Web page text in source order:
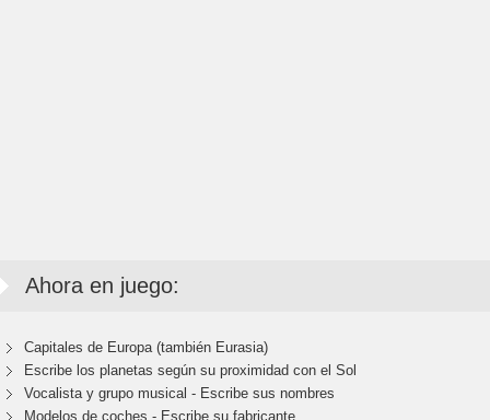
Ahora en juego:
Capitales de Europa (también Eurasia)
Escribe los planetas según su proximidad con el Sol
Vocalista y grupo musical - Escribe sus nombres
Modelos de coches - Escribe su fabricante